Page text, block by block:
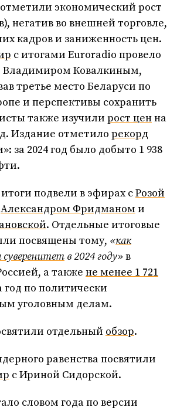
экономический рост
негатив во внешней торговле,
кадров и заниженность цен.
с итогами Euroradio провело
Владимиром Ковалкиным,
третье место Беларуси по
и перспективы сохранить
также изучили рост ценна
Издание отметило рекорд
за 2024 год было добыто 1 938
подвели в эфирах сРозой
Александром Фридманом и
. Отдельные итоговые
посвящены тому, «как
суверенитет в 2024 году»в
а также не менее 1 721
год по политически
уголовным делам.
отдельный обзор.
равенства посвятили
с Ириной Сидорской.
словом года по версии